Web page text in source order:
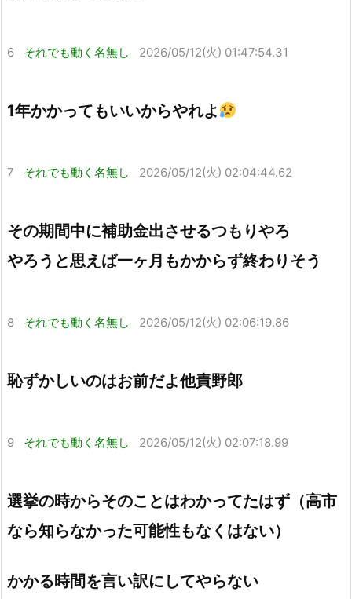
6 それでも動く名無し 2026/05/12(火) 01:47:54.31
1年かかってもいいからやれよ
7 それでも動く名無し 2026/05/12(火) 02:04:44.62
その期間中に補助金出させるつもりやろ
やろうと思えば一ヶ月もかからず終わりそう
8 それでも動く名無し 2026/05/12(火) 02:06:19.86
恥ずかしいのはお前だよ他責野郎
9 それでも動く名無し 2026/05/12(火) 02:07:18.99
選挙の時からそのことはわかってたはず（高市
なら知らなかった可能性もなくはない）
かかる時間を言い訳にしてやらない